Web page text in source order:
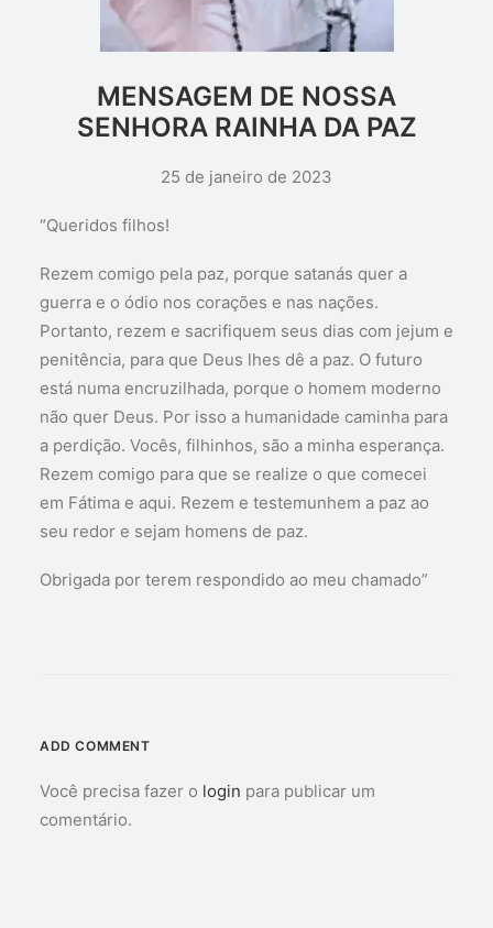
MENSAGEM DE NOSSA
SENHORA RAINHA DA PAZ
25 de janeiro de 2023
“Queridos filhos!
Rezem comigo pela paz, porque satanás quer a
guerra e o ódio nos corações e nas nações.
Portanto, rezem e sacrifiquem seus dias com jejum e
penitência, para que Deus lhes dê a paz. O futuro
está numa encruzilhada, porque o homem moderno
não quer Deus. Por isso a humanidade caminha para
a perdição. Vocês, filhinhos, são a minha esperança.
Rezem comigo para que se realize o que comecei
em Fátima e aqui. Rezem e testemunhem a paz ao
seu redor e sejam homens de paz.
Obrigada por terem respondido ao meu chamado”
ADD COMMENT
Você precisa fazer o login para publicar um
comentário.